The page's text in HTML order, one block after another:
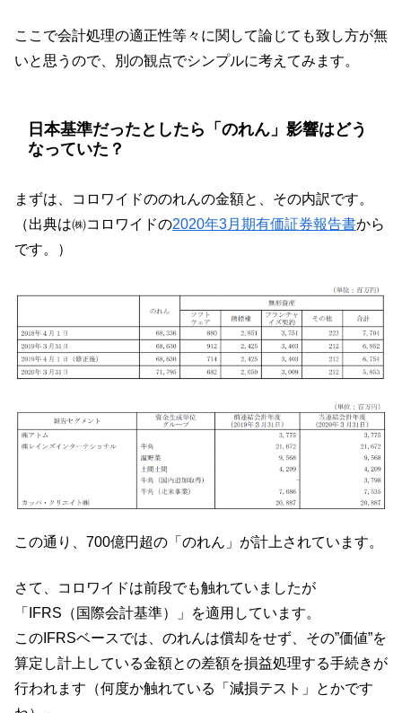
ここで会計処理の適正性等々に関して論じても致し方が無
いと思うので、別の観点でシンプルに考えてみます。
日本基準だったとしたら「のれん」影響はどう
なっていた？
まずは、コロワイドののれんの金額と、その内訳です。
（出典は㈱コロワイドの2020年3月期有価証券報告書から
です。）
この通り、700億円超の「のれん」が計上されています。
さて、コロワイドは前段でも触れていましたが
「IFRS（国際会計基準）」を適用しています。
このIFRSベースでは、のれんは償却をせず、その”価値”を
算定し計上している金額との差額を損益処理する手続きが
行われます（何度か触れている「減損テスト」とかです